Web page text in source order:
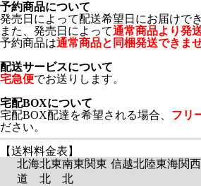
予約商品について
発売日によって配送希望日にお届けで
また、発売日によって通常商品より発
予約商品は通常商品と同梱発送できませ
配送サービスについて
宅急便でお送りします。
宅配BOXについて
宅配BOX配達を希望される場合、 フリ
ださい。
【送料料金表】
北海
道
北東
北
南東
北
関東 信越北陸東海関西